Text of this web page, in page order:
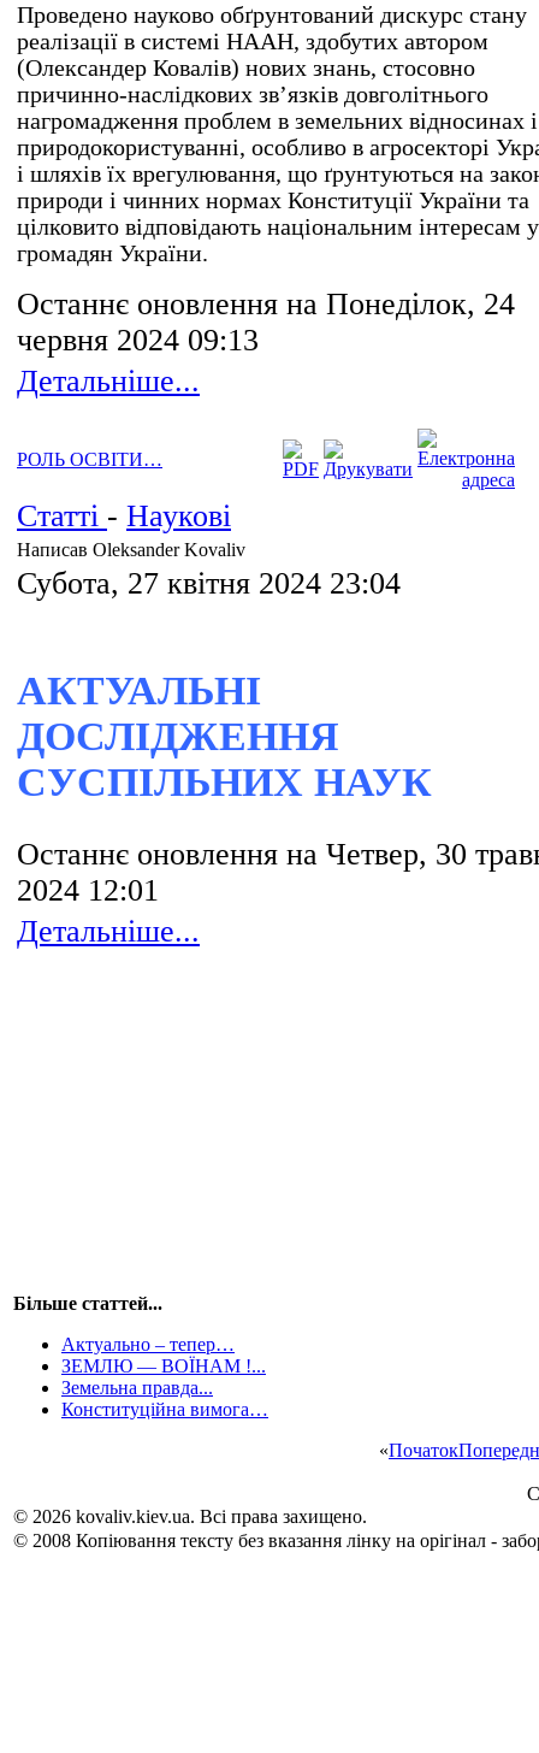
Проведено науково обґрунтований дискурс стану
реалізації в системі НААН, здобутих автором
(Олександер Ковалів) нових знань, стосовно
причинно-наслідкових зв’язків довголітнього
нагромадження проблем в земельних відносинах і
природокористуванні, особливо в агросекторі
і шляхів їх врегулювання, що ґрунтуються на
природи і чинних нормах Конституції України та
цілковито відповідають національним інтересам
громадян України.
Останнє оновлення на Понеділок, 24
червня 2024 09:13
Детальніше...
РОЛЬ ОСВІТИ…
Статті - Наукові
Написав Oleksander Kovaliv
Субота, 27 квітня 2024 23:04
АКТУАЛЬНІ
ДОСЛІДЖЕННЯ
СУСПІЛЬНИХ НАУК
Останнє оновлення на Четвер, 30
2024 12:01
Детальніше...
Більше статтей...
Актуально – тепер…
ЗЕМЛЮ ― ВОЇНАМ !...
Земельна правда...
Конституційна вимога…
«Початок
© 2026 kovaliv.kiev.ua. Всі права захищено.
© 2008 Копіювання тексту без вказання лінку на орігінал -